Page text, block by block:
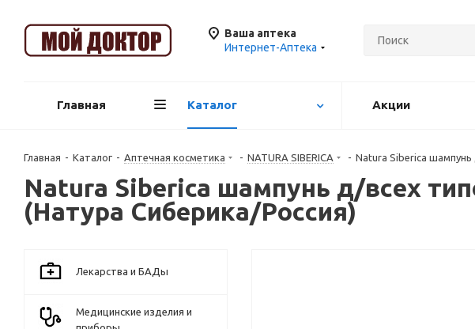
Ваша аптека
Интернет-Аптека
Главная Каталог Акции
Главная - Каталог - Аптечная косметика - NATURA SIBERICA - Natura Siberica
Natura Siberica шампунь д/всех
(Натура Сиберика/Россия)
Лекарства и БАДы
Медицинские изделия и